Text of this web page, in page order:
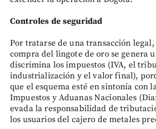
Controles de seguridad
Por tratarse de una transacción
compra del lingote de oro se genera
discrimina los impuestos (IVA, el
industrialización y el valor final),
que el esquema esté en sintonía con
Impuestos y Aduanas Nacionales
evada la responsabilidad de
los usuarios del cajero de metales